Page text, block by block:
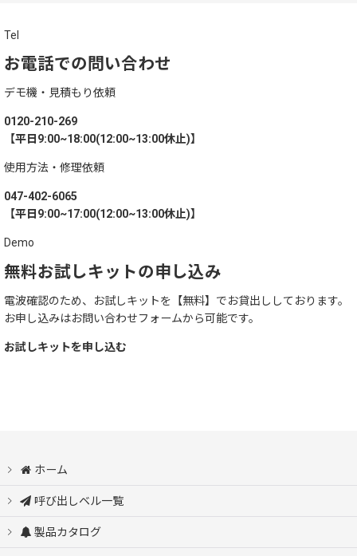
Tel
お電話での問い合わせ
デモ機・見積もり依頼
0120-210-269
【平日9:00~18:00(12:00~13:00休止)】
使用方法・修理依頼
047-402-6065
【平日9:00~17:00(12:00~13:00休止)】
Demo
無料お試しキットの申し込み
電波確認のため、お試しキットを【無料】でお貸出ししております。
お申し込みはお問い合わせフォームから可能です。
お試しキットを申し込む
ホーム
呼び出しベル一覧
製品カタログ